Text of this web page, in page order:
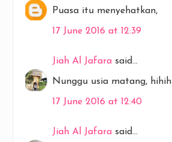
Puasa itu menyehatkan,
17 June 2016 at 12:39
Jiah Al Jafara said...
Nunggu usia matang, hihih
17 June 2016 at 12:40
Jiah Al Jafara said...